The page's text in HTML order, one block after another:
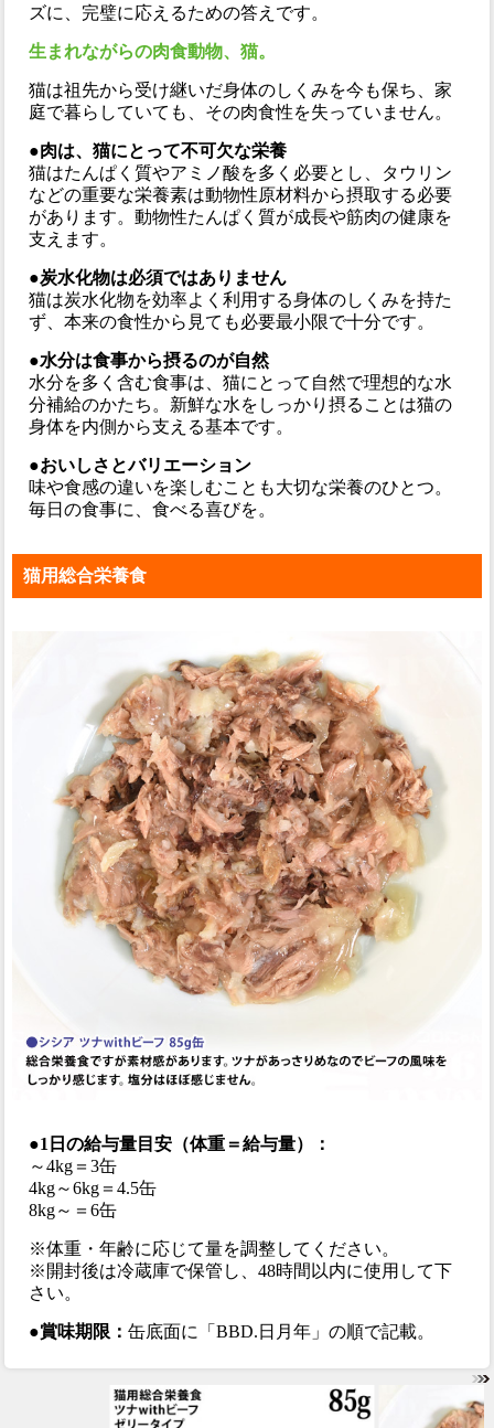
ズに、完璧に応えるための答えです。
生まれながらの肉食動物、猫。
猫は祖先から受け継いだ身体のしくみを今も保ち、家
庭で暮らしていても、その肉食性を失っていません。
●肉は、猫にとって不可欠な栄養
猫はたんぱく質やアミノ酸を多く必要とし、タウリン
などの重要な栄養素は動物性原材料から摂取する必要
があります。動物性たんぱく質が成長や筋肉の健康を
支えます。
●炭水化物は必須ではありません
猫は炭水化物を効率よく利用する身体のしくみを持た
ず、本来の食性から見ても必要最小限で十分です。
●水分は食事から摂るのが自然
水分を多く含む食事は、猫にとって自然で理想的な水
分補給のかたち。新鮮な水をしっかり摂ることは猫の
身体を内側から支える基本です。
●おいしさとバリエーション
味や食感の違いを楽しむことも大切な栄養のひとつ。
毎日の食事に、食べる喜びを。
猫用総合栄養食
●1日の給与量目安（体重＝給与量）：
～4kg＝3缶
4kg～6kg＝4.5缶
8kg～＝6缶
※体重・年齢に応じて量を調整してください。
※開封後は冷蔵庫で保管し、48時間以内に使用して下
さい。
●賞味期限：缶底面に「BBD.日月年」の順で記載。